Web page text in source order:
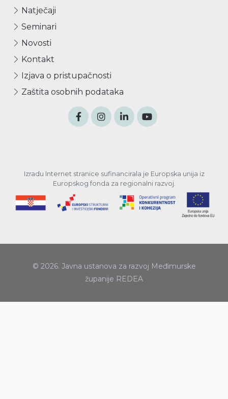
Natječaji
Seminari
Novosti
Kontakt
Izjava o pristupačnosti
Zaštita osobnih podataka
Izradu Internet stranice sufinancirala je Europska unija iz
Europskog fonda za regionalni razvoj.
© 2026. Javna ustanova za razvoj Međimurske
županije REDEA